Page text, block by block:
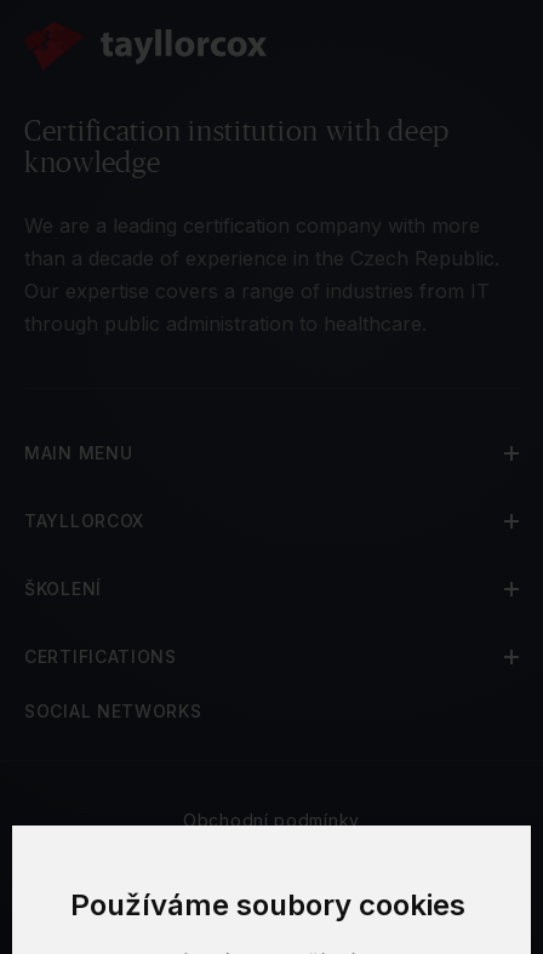
Používáme soubory cookies
Certification institution with deep
knowledge
We are a leading certification company with more
than a decade of experience in the Czech Republic.
Our expertise covers a range of industries from IT
through public administration to healthcare.
MAIN MENU
TAYLLORCOX
ŠKOLENÍ
CERTIFICATIONS
SOCIAL NETWORKS
Obchodní podmínky